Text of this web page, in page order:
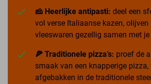
🧀 Heerlijke antipasti: deel een
vol verse Italiaanse kazen,
vleeswaren gezellig samen met
🍕 Traditionele pizza’s: proef de
smaak van een knapperige pizza,
afgebakken in de traditionele